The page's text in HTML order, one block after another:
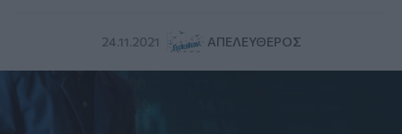
24.11.2021 ΑΠΕΛΕΎΘΕΡΟΣ